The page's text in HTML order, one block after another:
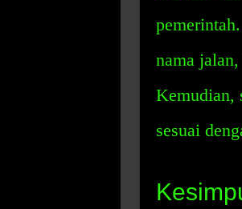
nama
Kemudian,
sesuai